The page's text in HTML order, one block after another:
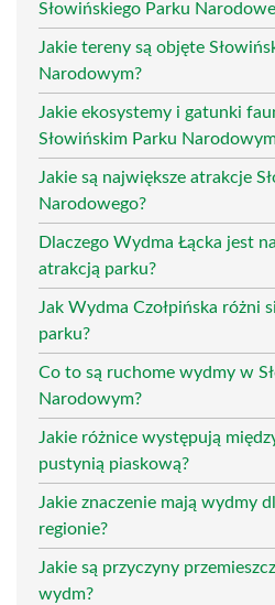
Słowińskiego Parku
Jakie tereny są objęte
Narodowym?
Jakie ekosystemy i gatunki
Słowińskim Parku
Jakie są największe atrakcje
Narodowego?
Dlaczego Wydma Łącka jest
atrakcją parku?
Jak Wydma Czołpińska różni
parku?
Co to są ruchome wydmy w
Narodowym?
Jakie różnice występują
pustynią piaskową?
Jakie znaczenie mają wydmy
regionie?
Jakie są przyczyny
wydm?